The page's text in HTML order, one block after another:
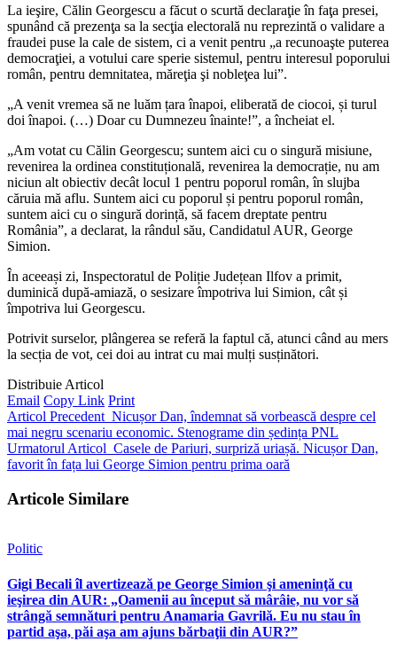
La ieşire, Călin Georgescu a făcut o scurtă declaraţie în faţa presei,
spunând că prezenţa sa la secţia electorală nu reprezintă o validare a
fraudei puse la cale de sistem, ci a venit pentru „a recunoaşte puterea
democraţiei, a votului care sperie sistemul, pentru interesul poporului
român, pentru demnitatea, măreţia şi nobleţea lui”.
„A venit vremea să ne luăm țara înapoi, eliberată de ciocoi, și turul
doi înapoi. (…) Doar cu Dumnezeu înainte!”, a încheiat el.
„Am votat cu Călin Georgescu; suntem aici cu o singură misiune,
revenirea la ordinea constituțională, revenirea la democrație, nu am
niciun alt obiectiv decât locul 1 pentru poporul român, în slujba
căruia mă aflu. Suntem aici cu poporul și pentru poporul român,
suntem aici cu o singură dorință, să facem dreptate pentru
România”, a declarat, la rândul său, Candidatul AUR, George
Simion.
În aceeași zi, Inspectoratul de Poliție Județean Ilfov a primit,
duminică după-amiază, o sesizare împotriva lui Simion, cât și
împotriva lui Georgescu.
Potrivit surselor, plângerea se referă la faptul că, atunci când au mers
la secția de vot, cei doi au intrat cu mai mulți susținători.
Distribuie Articol
Email Copy Link Print
Articol Precedent Nicușor Dan, îndemnat să vorbească despre cel
mai negru scenariu economic. Stenograme din ședința PNL
Urmatorul Articol Casele de Pariuri, surpriză uriașă. Nicușor Dan,
favorit în fața lui George Simion pentru prima oară
Articole Similare
Politic
Gigi Becali îl avertizează pe George Simion şi ameninţă cu
ieşirea din AUR: „Oamenii au început să mârâie, nu vor să
strângă semnături pentru Anamaria Gavrilă. Eu nu stau în
partid aşa, păi aşa am ajuns bărbaţii din AUR?”